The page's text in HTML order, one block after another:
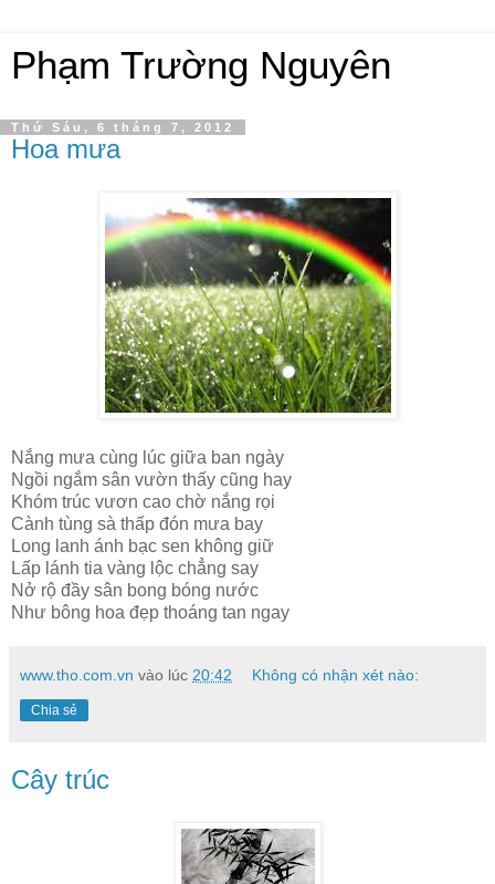
Phạm Trường Nguyên
Thứ Sáu, 6 tháng 7, 2012
Hoa mưa
Nắng mưa cùng lúc giữa ban ngày
Ngồi ngắm sân vườn thấy cũng hay
Khóm trúc vươn cao chờ nắng rọi
Cành tùng sà thấp đón mưa bay
Long lanh ánh bạc sen không giữ
Lấp lánh tia vàng lộc chẳng say
Nở rộ đầy sân bong bóng nước
Như bông hoa đẹp thoáng tan ngay
www.tho.com.vn vào lúc 20:42 Không có nhận xét nào:
Chia sẻ
Cây trúc